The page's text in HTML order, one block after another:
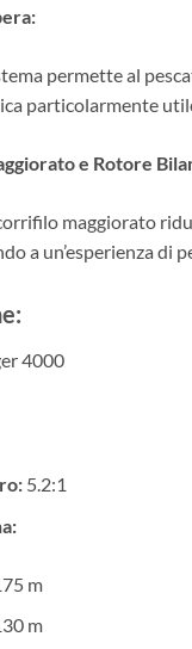
permette al
particolarmente
e Rotore
maggiorato
a un’esperienza di
4000
5.2:1
m
m